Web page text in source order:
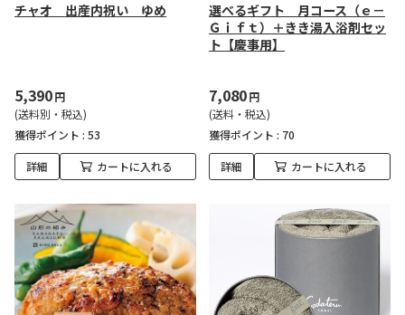
チャオ 出産内祝い ゆめ
5,390円
(送料別・税込)
獲得ポイント : 53
詳細 カートに入れる
選べるギフト 月コース（ｅ－
Ｇｉｆｔ）＋きき湯入浴剤セッ
ト【慶事用】
7,080円
(送料・税込)
獲得ポイント : 70
詳細 カートに入れる